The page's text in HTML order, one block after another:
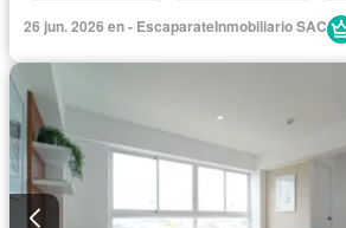
Cochera
Internet
Vista panorámica
26 jun. 2026 en - EscaparateInmobiliario SAC